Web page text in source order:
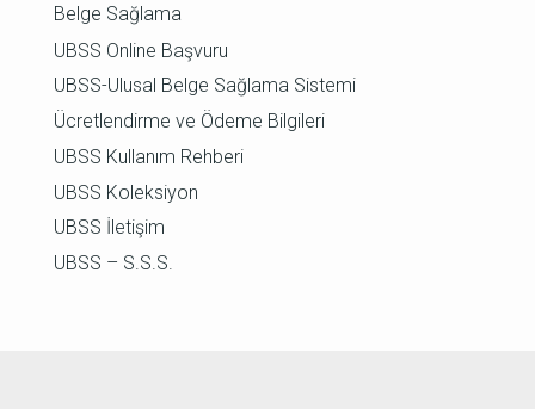
Belge Sağlama
UBSS Online Başvuru
UBSS-Ulusal Belge Sağlama Sistemi
Ücretlendirme ve Ödeme Bilgileri
UBSS Kullanım Rehberi
UBSS Koleksiyon
UBSS İletişim
UBSS – S.S.S.